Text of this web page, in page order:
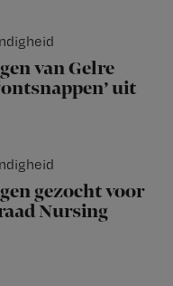
van Gelre
uit
gezocht voor
Nursing